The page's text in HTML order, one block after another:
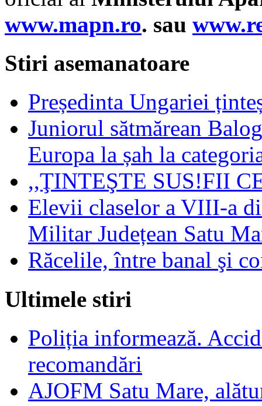
www.mapn.ro. sau
Stiri asemanatoare
Președinta Ungariei
Juniorul sătmărean
Europa la șah la
,,ŢINTEŞTE SUS!FII
Elevii claselor a VIII-a
Militar Județean Satu
Răcelile, între banal şi
Ultimele stiri
Poliția informează.
recomandări
AJOFM Satu Mare,